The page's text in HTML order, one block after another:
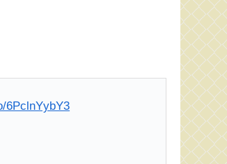
6PclnYybY3